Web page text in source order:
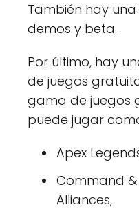
También hay
demos y beta.
Por último, hay
de juegos
gama de juegos
puede jugar
Apex
Command &
Alliances,